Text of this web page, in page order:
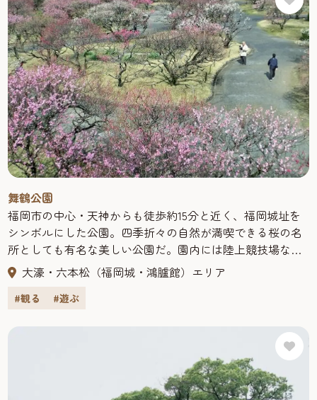
舞鶴公園
福岡市の中心・天神からも徒歩約15分と近く、福岡城址を
シンボルにした公園。四季折々の自然が満喫できる桜の名
所としても有名な美しい公園だ。園内には陸上競技場など
のスポーツ施設が整備され、大濠公園や福岡市美術館など
が隣接している。春には多くの花見客で賑わい、一年を通
して、美術館帰りの人々が憩うなど、一帯は文化の薫り高
大濠・六本松（福岡城・鴻臚館）エリア
#観る #遊ぶ